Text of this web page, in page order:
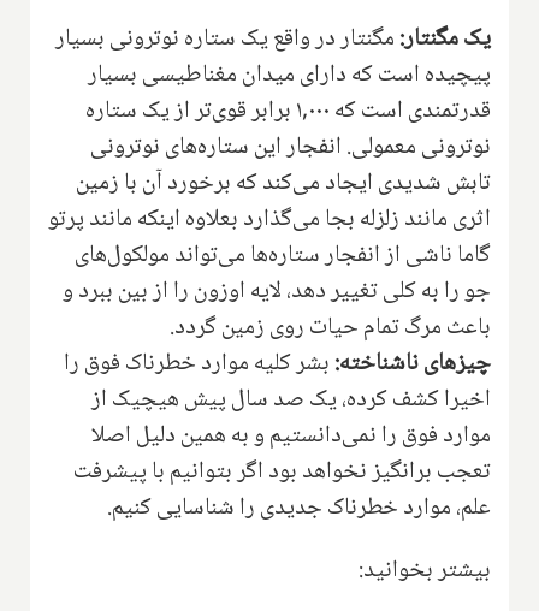
یک مگنتار:مگنتار در واقع یک ستاره نوترونی بسیار
پیچیده است که دارای میدان مغناطیسی بسیار
قدرتمندی است که ۱,۰۰۰ برابر قوی‌تر از یک ستاره
نوترونی معمولی. انفجار این ستاره‌های نوترونی
تابش شدیدی ایجاد می‌کند که برخورد آن با زمین
اثری مانند زلزله بجا می‌گذارد بعلاوه اینکه مانند پرتو
گاما ناشی از انفجار ستاره‌ها می‌تواند مولکول‌های
جو را به کلی تغییر دهد، لایه اوزون را از بین ببرد و
باعث مرگ تمام حیات روی زمین گردد.
چیزهای ناشناخته:بشر کلیه موارد خطرناک فوق را
اخیرا کشف کرده، یک صد سال پیش هیچیک از
موارد فوق را نمی‌دانستیم و به همین دلیل اصلا
تعجب برانگیز نخواهد بود اگر بتوانیم با پیشرفت
علم، موارد خطرناک جدیدی را شناسایی کنیم.
بیشتر بخوانید: